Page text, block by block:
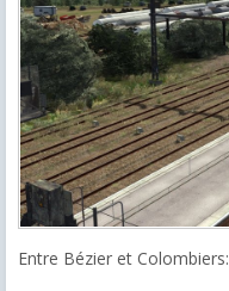
Entre Bézier et Colombiers: